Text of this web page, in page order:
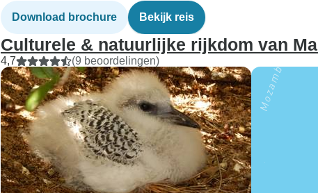
Download brochure Bekijk reis
Culturele & natuurlijke rijkdom van
4,7 (9 beoordelingen)